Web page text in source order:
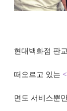
현대백화점 판
떠오르고 있는<
면도 서비스뿐